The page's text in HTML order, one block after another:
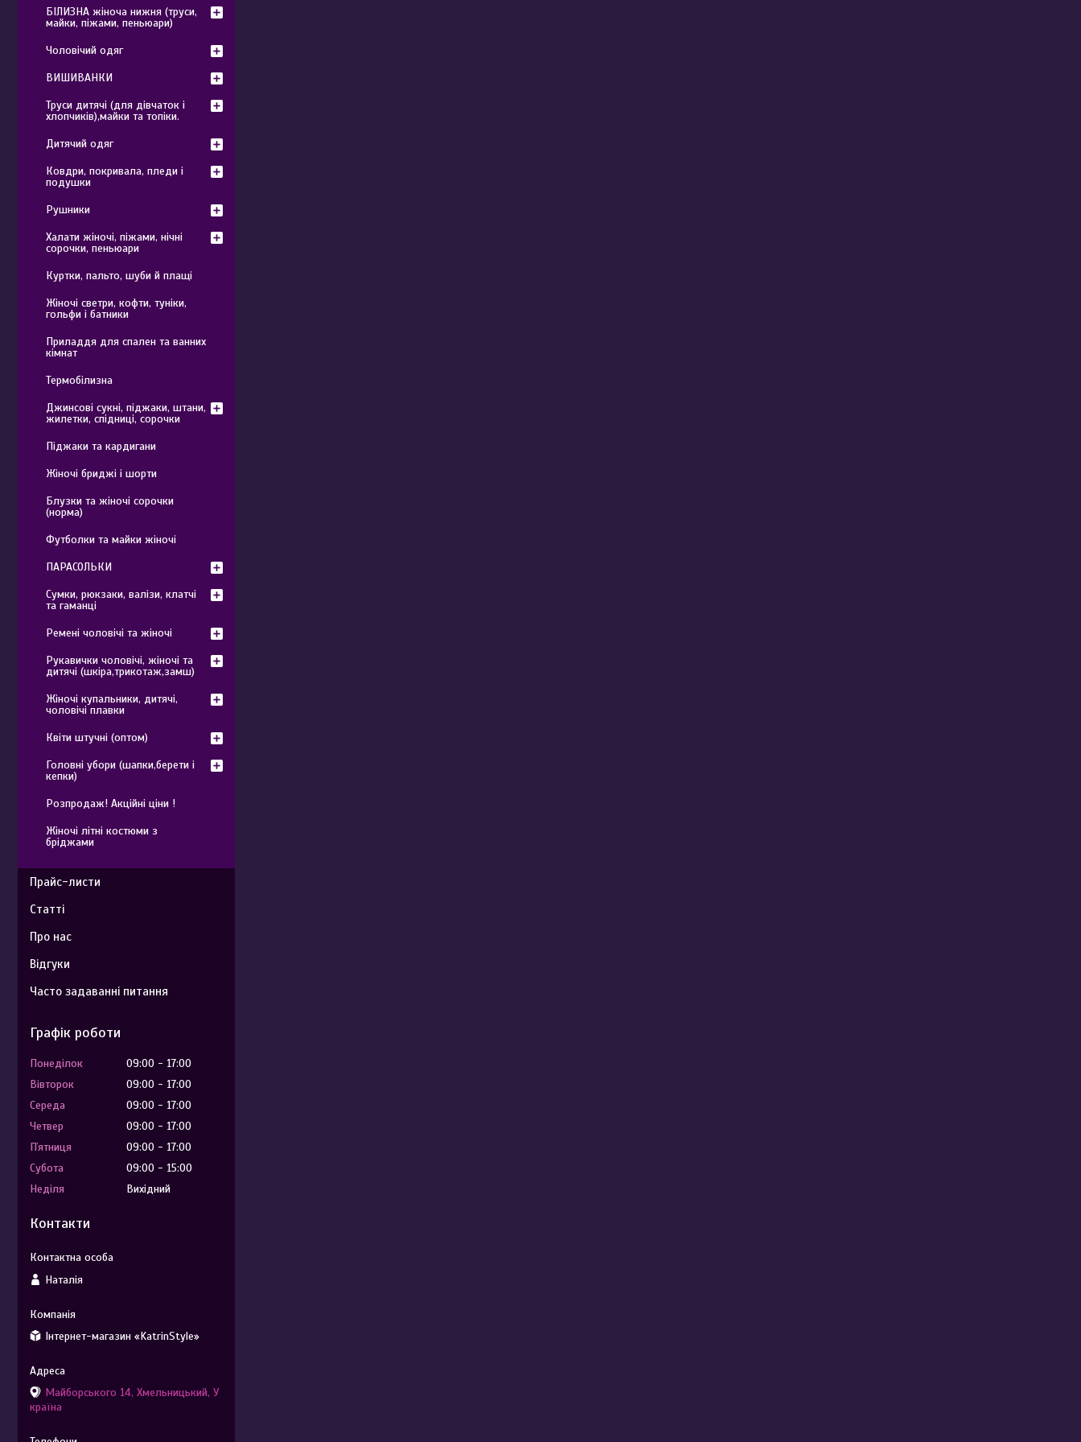
БІЛИЗНА жіноча нижня (труси,
майки, піжами, пеньюари)
Чоловічий одяг
ВИШИВАНКИ
Труси дитячі (для дівчаток і
хлопчиків),майки та топіки.
Дитячий одяг
Ковдри, покривала, пледи і
подушки
Рушники
Халати жіночі, піжами, нічні
сорочки, пеньюари
Куртки, пальто, шуби й плащі
Жіночі светри, кофти, туніки,
гольфи і батники
Приладдя для спален та ванних
кімнат
Термобілизна
Джинсові сукні, піджаки, штани,
жилетки, спідниці, сорочки
Піджаки та кардигани
Жіночі бриджі і шорти
Блузки та жіночі сорочки
(норма)
Футболки та майки жіночі
ПАРАСОЛЬКИ
Сумки, рюкзаки, валізи, клатчі
та гаманці
Ремені чоловічі та жіночі
Рукавички чоловічі, жіночі та
дитячі (шкіра,трикотаж,замш)
Жіночі купальники, дитячі,
чоловічі плавки
Квіти штучні (оптом)
Головні убори (шапки,берети і
кепки)
Розпродаж! Акційні ціни !
Жіночі літні костюми з
бріджами
Прайс-листи
Статті
Про нас
Відгуки
Часто задаванні питання
Графік роботи
Понеділок 09:00
17:00
Вівторок
09:00
17:00
Середа
09:00
17:00
Четвер
09:00
17:00
Пʼятниця
09:00
17:00
Субота
09:00
15:00
Неділя
Вихідний
Контакти
Наталія
Інтернет-магазин «KatrinStyle»
Майборського 14, Хмельницький, У
країна